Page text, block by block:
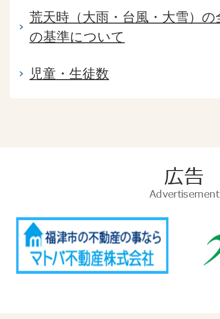
荒天時（大雨・台風・大雪）
の基準について
児童・生徒数
告